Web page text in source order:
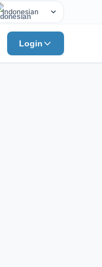
Indonesian
English
Chinese
Login